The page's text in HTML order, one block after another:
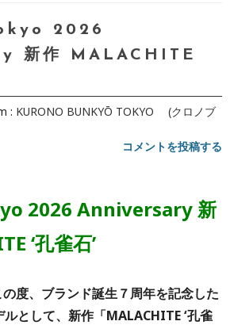
2026
新作 MALACHITE
: KURONO BUNKYŌ TOKYO (クロノブ
コメントを投稿する
2026 Anniversary 新
‘孔雀石’
度、ブランド誕生７周年を記念した
として、新作「MALACHITE ‘孔雀